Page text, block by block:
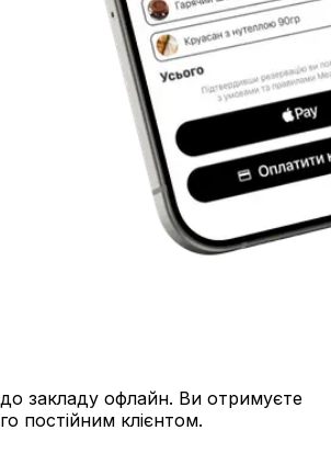
закладу офлайн. Ви отримуєте
постійним клієнтом.